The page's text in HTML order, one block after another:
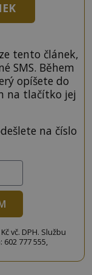
tento článek,
SMS. Během
opíšete do
na tlačítko jej
na číslo
vč. DPH. Službu
777 555,